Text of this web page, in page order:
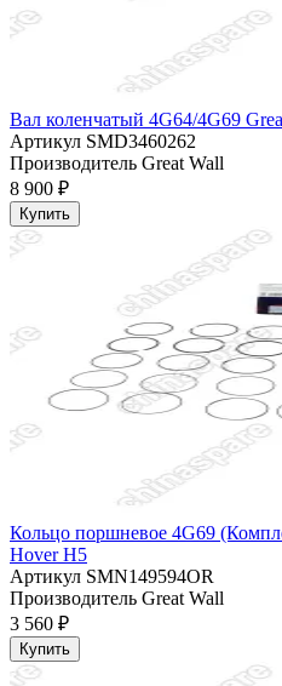
Вал коленчатый 4G64/4G69
Артикул SMD3460262
Производитель Great Wall
8 900 ₽
Купить
Кольцо поршневое 4G69
Hover H5
Артикул SMN149594OR
Производитель Great Wall
3 560 ₽
Купить